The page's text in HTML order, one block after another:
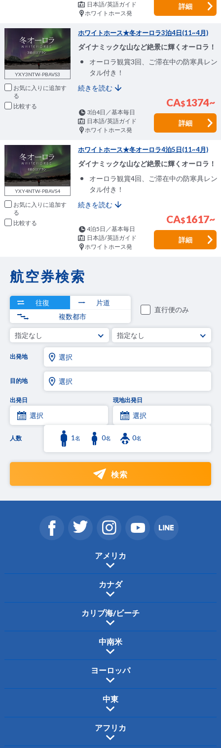
日本語/英語ガイド
ホワイトホース発
詳細
YXY3NTW-PBAVS3
お気に入りに追加
比較
ホワイトホース★冬オーロラ3泊4日(11~4月)
ダイナミックな山など絶景に輝くオーロラ！
オーロラ観賞3回、ご滞在中の防寒具レン
タル付き！
続きを読む
CA$1374~
3泊4日／基本毎日
日本語/英語ガイド
ホワイトホース発
詳細
YXY4NTW-PBAVS4
お気に入りに追加
比較
ホワイトホース★冬オーロラ4泊5日(11~4月)
ダイナミックな山など絶景に輝くオーロラ！
オーロラ観賞4回、ご滞在中の防寒具レン
タル付き！
続きを読む
CA$1617~
4泊5日／基本毎日
日本語/英語ガイド
ホワイトホース発
詳細
航空券検索
往復
片道
複数都市
直行便のみ
指定なし 指定なし
出発地 選択
目的地 選択
出発日
選択
現地出発日
選択
人数 1名 0名 0名
検索
アメリカ
カナダ
カリブ海/ビーチ
中南米
ヨーロッパ
中東
アフリカ